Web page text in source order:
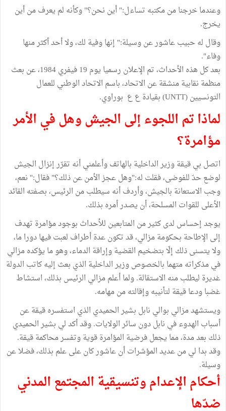
وعندما خرجنا من مكتبه تساءل:" أين نحن؟" وكأنه لم يعرف من أين
يخرج.
وقال له حبيب عاشور عن وسيلة:" إنها وفية لك، ولا أحد أكثر منها
وفاء".
بعد كل هذه الأحداث، تم الإعلان رسميا يوم 19 فيفري 1984، عن بعث
منظمة نقابية منشقة عن الاتحاد، باسم الاتحاد الوطني للعمال
التونسيين (UNTT) بقيادة ع ع بوراوي.
لماذا تم اللجوء إلى الجيش وهل في الأمر
مؤامرة؟
اتصل بي قيقة وزير الداخلية بالهاتف وأعلمني أنه تقرّر إنزال الجيش
لوضع حدّ للفوضى، فقلت له:"وهل عجز الأمن عن ذلك؟" فقال:" نعم،
وجب الاستعانة بالجيش، وأردف أنه سيطلب من الرئيس، بصفته القائد
الأعلى للقوات المسلحة، أن يصدر أمره بذلك.
يوجد إحساس لدى كثير من المتابعين للأحداث بوجود مؤامرة تهدف
إلى الإطاحة بحكومة مزالي، قد تكون عدة أطراف لعبت فيها دورا ما،
ولا يتسنى ذلك إلّا بتضخيم القضية وإراقة الدماء، وهو ما يؤكده مزالي
في مذكراته متهما بالخصوص وزير الداخلية الذي بعث إليه كاتب الدولة
غديرة ليطلب منه الاستقالة. ولما أعلم مزالي الرئيس بذلك، استشاط
غضبا ودعا قيقة لتأنيبه وإقالته من مهامه.
ويستشهد مزالي بوالي نابل بشير الحميدي الذي استفسره قيقة عن
أسباب الهدوء في نابل دون سائر الولايات. وقد أكد لي بشير الحميدي
ذلك بعد مدة، مما يجعل فرضية المؤامرة قوية وتفسر محاكمة قيقة.
وقد بدا لي من عديد المؤشرات أن عاشور كان على علم بذلك، فضلا عن
وسيلة.
أحكام الإعدام وتنسيقية المجتمع المدني
ضدّها